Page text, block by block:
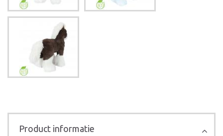
Product informatie